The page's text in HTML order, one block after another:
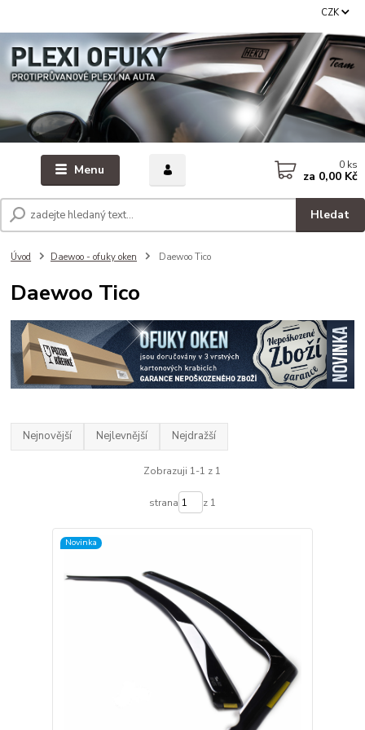
Menu
CZK
Hledat
0 ks
za 0,00 Kč
Úvod Daewoo - ofuky oken Daewoo Tico
Daewoo Tico
Nejnovější Nejlevnější Nejdražší
Zobrazuji 1-1 z 1
strana z 1
Novinka